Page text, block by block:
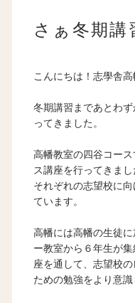
さぁ冬期講
こんにちは！志學舎高
冬期講習まであとわ
ってきました。
高幡教室の四谷コー
ス講座を行ってきま
それぞれの志望校に
ています。
高幡には高幡の生徒
ー教室から６年生が
座を通して、志望校
ための勉強をより意識